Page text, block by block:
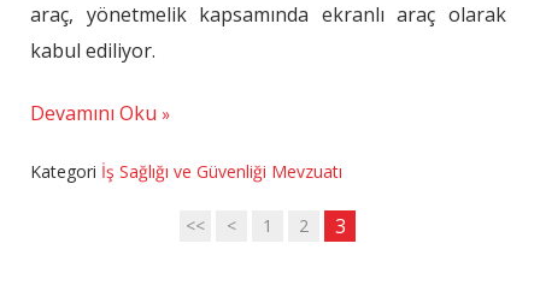
araç, yönetmelik kapsamında ekranlı araç olarak
kabul ediliyor.
Devamını Oku
Kategori İş Sağlığı ve Güvenliği Mevzuatı
<< < 1 2 3